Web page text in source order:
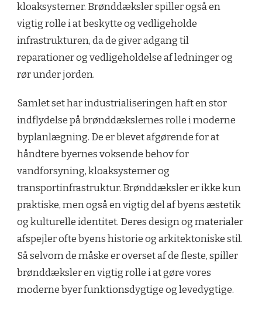
kloaksystemer. Brønddæksler spiller også en
vigtig rolle i at beskytte og vedligeholde
infrastrukturen, da de giver adgang til
reparationer og vedligeholdelse af ledninger og
rør under jorden.
Samlet set har industrialiseringen haft en stor
indflydelse på brønddækslernes rolle i moderne
byplanlægning. De er blevet afgørende for at
håndtere byernes voksende behov for
vandforsyning, kloaksystemer og
transportinfrastruktur. Brønddæksler er ikke kun
praktiske, men også en vigtig del af byens æstetik
og kulturelle identitet. Deres design og materialer
afspejler ofte byens historie og arkitektoniske stil.
Så selvom de måske er overset af de fleste, spiller
brønddæksler en vigtig rolle i at gøre vores
moderne byer funktionsdygtige og levedygtige.